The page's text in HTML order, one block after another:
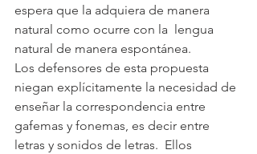
espera que la adquiera de manera
natural como ocurre con la  lengua
natural de manera espontánea.
Los defensores de esta propuesta
niegan explícitamente la necesidad de
enseñar la correspondencia entre
gafemas y fonemas, es decir entre
letras y sonidos de letras.  Ellos